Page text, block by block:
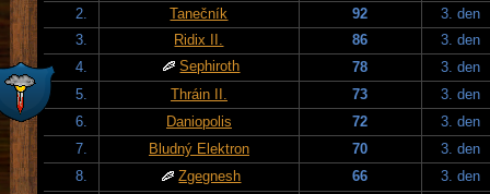
2.
Tanečník 92
3. den
3.
Ridix II. 86
3. den
4.
Sephiroth 78
3. den
5.
Thráin II. 73
3. den
6.
Daniopolis 72
3. den
7.
Bludný Elektron 70
3. den
8.
Zgegnesh 66
3. den